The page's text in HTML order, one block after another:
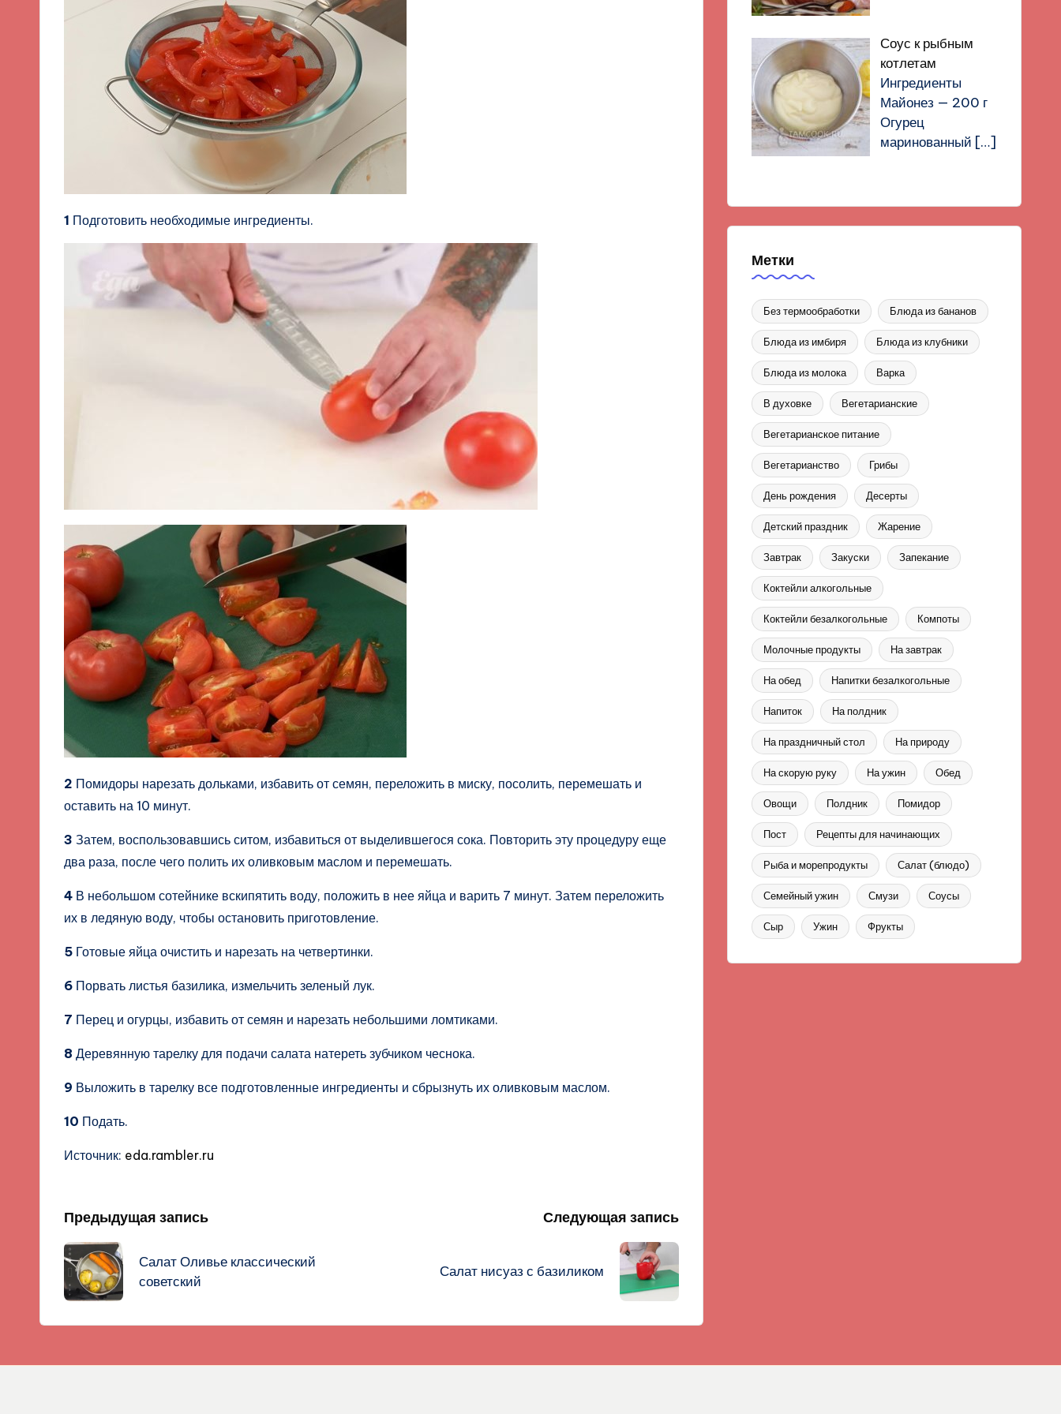
1 Подготовить необходимые ингредиенты.
2 Помидоры нарезать дольками, избавить от семян, переложить в миску, посолить, перемешать и
оставить на 10 минут.
3 Затем, воспользовавшись ситом, избавиться от выделившегося сока. Повторить эту процедуру еще
два раза, после чего полить их оливковым маслом и перемешать.
4 В небольшом сотейнике вскипятить воду, положить в нее яйца и варить 7 минут. Затем переложить
их в ледяную воду, чтобы остановить приготовление.
5 Готовые яйца очистить и нарезать на четвертинки.
6 Порвать листья базилика, измельчить зеленый лук.
7 Перец и огурцы, избавить от семян и нарезать небольшими ломтиками.
8 Деревянную тарелку для подачи салата натереть зубчиком чеснока.
9 Выложить в тарелку все подготовленные ингредиенты и сбрызнуть их оливковым маслом.
10 Подать.
Источник: eda.rambler.ru
Навигация
записи
Предыдущая запись
Салат Оливье классический
советский
Следующая запись
Салат нисуаз с базиликом
Соус к рыбным
котлетам
Ингредиенты
Майонез — 200 г
Огурец
маринованный […]
Метки
Без термообработки Блюда из бананов
Блюда из имбиря Блюда из клубники
Блюда из молока Варка
В духовке Вегетарианские
Вегетарианское питание
Вегетарианство Грибы
День рождения Десерты
Детский праздник Жарение
Завтрак Закуски Запекание
Коктейли алкогольные
Коктейли безалкогольные Компоты
Молочные продукты На завтрак
На обед Напитки безалкогольные
Напиток На полдник
На праздничный стол На природу
На скорую руку На ужин Обед
Овощи Полдник Помидор
Пост Рецепты для начинающих
Рыба и морепродукты Салат (блюдо)
Семейный ужин Смузи Соусы
Сыр Ужин Фрукты